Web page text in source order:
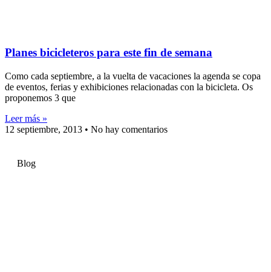
Planes bicicleteros para este fin de semana
Como cada septiembre, a la vuelta de vacaciones la agenda se copa
de eventos, ferias y exhibiciones relacionadas con la bicicleta. Os
proponemos 3 que
Leer más »
12 septiembre, 2013
No hay comentarios
Blog